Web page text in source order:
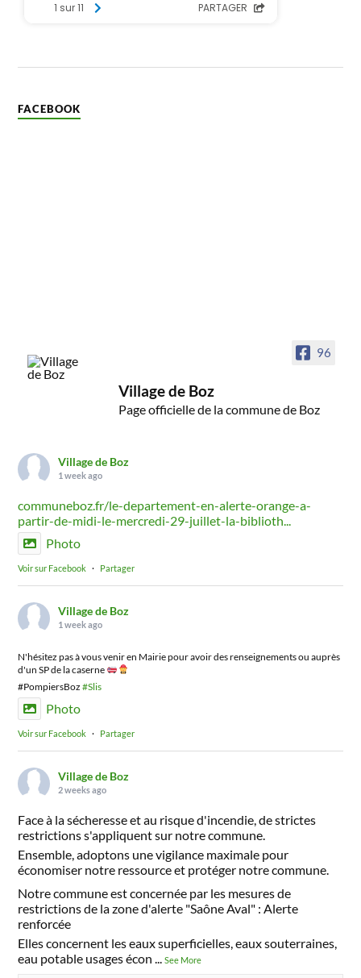
FACEBOOK
96
Village de Boz
Page officielle de la commune de Boz
Village de Boz
1 week ago
communeboz.fr/le-departement-en-alerte-orange-a-
partir-de-midi-le-mercredi-29-juillet-la-biblioth...
Photo
Voir sur Facebook · Partager
Village de Boz
1 week ago
N'hésitez pas à vous venir en Mairie pour avoir des renseignements ou auprès
d'un SP de la caserne
#PompiersBoz#Slis
Photo
Voir sur Facebook · Partager
Village de Boz
2 weeks ago
Face à la sécheresse et au risque d'incendie, de strictes
restrictions s'appliquent sur notre commune.
Ensemble, adoptons une vigilance maximale pour
économiser notre ressource et protéger notre commune.
Notre commune est concernée par les mesures de
restrictions de la zone d'alerte "Saône Aval" : Alerte
renforcée
Elles concernent les eaux superficielles, eaux souterraines,
eau potable usages écon
...See More